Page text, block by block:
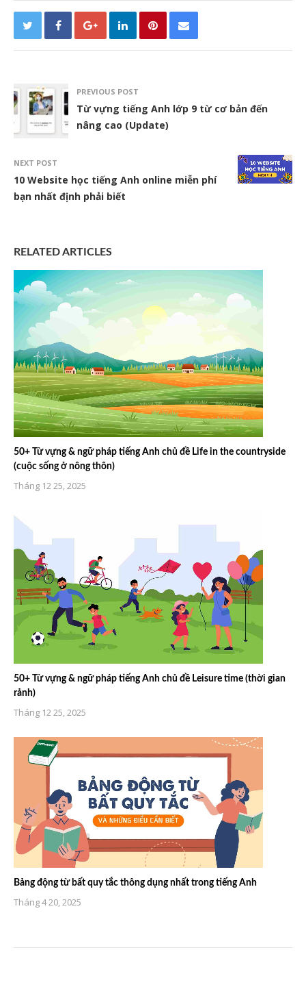
PREVIOUS POST
Từ vựng tiếng Anh lớp 9 từ cơ bản đến
nâng cao (Update)
NEXT POST
10 Website học tiếng Anh online miễn phí
bạn nhất định phải biết
RELATED ARTICLES
50+ Từ vựng & ngữ pháp tiếng Anh chủ đề Life in the countryside
(cuộc sống ở nông thôn)
Tháng 12 25, 2025
50+ Từ vựng & ngữ pháp tiếng Anh chủ đề Leisure time (thời gian
rảnh)
Tháng 12 25, 2025
Bảng động từ bất quy tắc thông dụng nhất trong tiếng Anh
Tháng 4 20, 2025